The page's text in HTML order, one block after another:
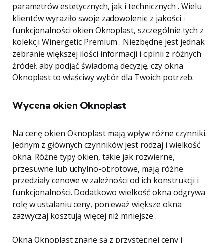
parametrów estetycznych, jak i technicznych . Wielu
klientów wyraziło swoje zadowolenie z jakości i
funkcjonalności okien Oknoplast, szczególnie tych z
kolekcji Winergetic Premium . Niezbędne jest jednak
zebranie większej ilości informacji i opinii z różnych
źródeł, aby podjąć świadomą decyzję, czy okna
Oknoplast to właściwy wybór dla Twoich potrzeb.
Wycena okien Oknoplast
Na cenę okien Oknoplast mają wpływ różne czynniki.
Jednym z głównych czynników jest rodzaj i wielkość
okna. Różne typy okien, takie jak rozwierne,
przesuwne lub uchylno-obrotowe, mają różne
przedziały cenowe w zależności od ich konstrukcji i
funkcjonalności. Dodatkowo wielkość okna odgrywa
rolę w ustalaniu ceny, ponieważ większe okna
zazwyczaj kosztują więcej niż mniejsze .
Okna Oknoplast znane są z przystępnej ceny i